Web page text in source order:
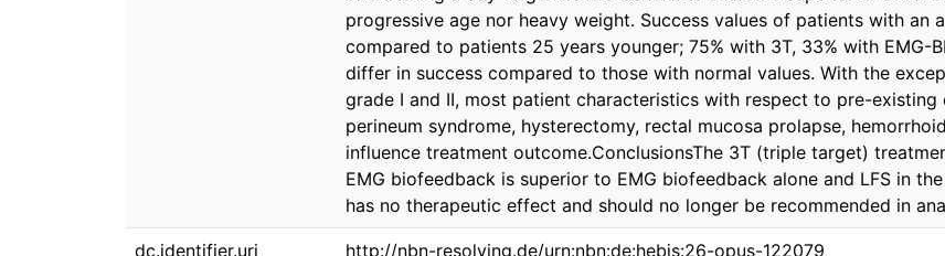
progressive age nor heavy weight. Success values of patients with an
compared to patients 25 years younger; 75% with 3T, 33% with EMG-
differ in success compared to those with normal values. With the
grade I and II, most patient characteristics with respect to pre-existing
perineum syndrome, hysterectomy, rectal mucosa prolapse,
influence treatment outcome.ConclusionsThe 3T (triple target)
EMG biofeedback is superior to EMG biofeedback alone and LFS in
has no therapeutic effect and should no longer be recommended in
dc.identifier.uri http://nbn-resolving.de/urn:nbn:de:hebis:26-opus-122079